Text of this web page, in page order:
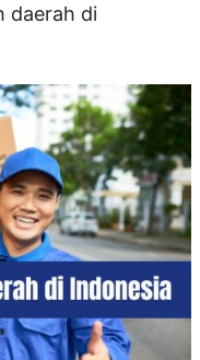
daerah di